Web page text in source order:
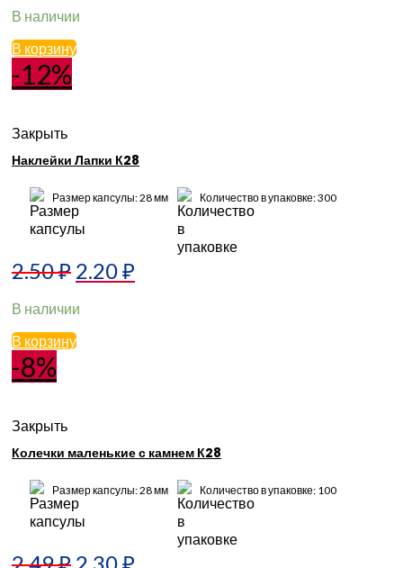
В наличии
В корзину
-12%
Закрыть
Наклейки Лапки К28
Размер капсулы: 28 мм Количество в упаковке: 300
2.50₽ 2.20₽
В наличии
В корзину
-8%
Закрыть
Колечки маленькие с камнем К28
Размер капсулы: 28 мм Количество в упаковке: 100